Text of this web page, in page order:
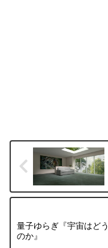
量子ゆらぎ『宇宙はど
のか』